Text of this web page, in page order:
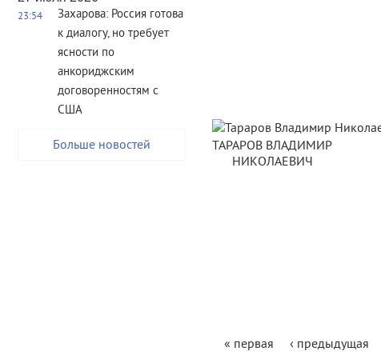
23:54
Захарова: Россия готова
к диалогу, но требует
ясности по
анкориджским
договоренностям с
США
Больше новостей
ТАРАРОВ ВЛАДИМИР
НИКОЛАЕВИЧ
« первая ‹ предыдущая